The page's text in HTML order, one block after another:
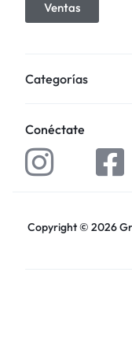
Ventas
Categorías
Conéctate
Copyright © 2026